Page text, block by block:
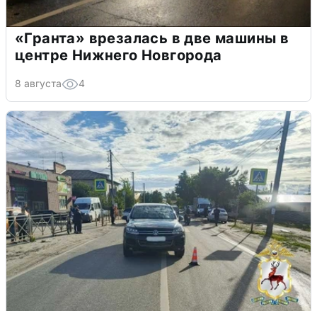
«Гранта» врезалась в две машины в
центре Нижнего Новгорода
8 августа 4